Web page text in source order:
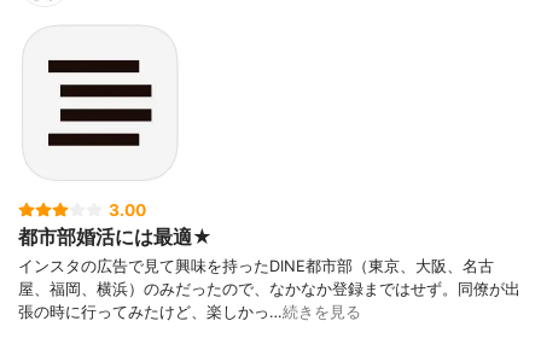
3.00
都市部婚活には最適★
インスタの広告で見て興味を持ったDINE都市部（東京、大阪、名古
屋、福岡、横浜）のみだったので、なかなか登録まではせず。同僚が出
張の時に行ってみたけど、楽しかっ…続きを見る